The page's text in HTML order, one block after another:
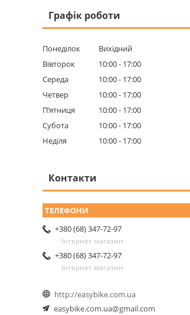
Графік роботи
Понеділок
Вихідний
Вівторок
10:00
17:00
Середа
10:00
17:00
Четвер
10:00
17:00
Пʼятниця
10:00
17:00
Субота
10:00
17:00
Неділя
10:00 17:00
Контакти
+380 (68) 347-72-97
Інтернет магазин
+380 (68) 347-72-97
Інтернет магазин
http://easybike.com.ua
easybike.com.ua@gmail.com